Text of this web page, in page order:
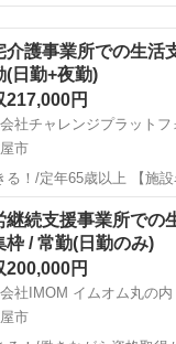
制で休み相談可/働きな
修・介護福祉士)/定年65歳以
郁...
介護事業所での生活
(日勤+夜勤)
217,000円
市
上 【施設名】 株式会社チャレ
ト平針 【勤務地】 愛知県 名古屋
介護士
継続支援事業所での
枠 / 常勤(日勤のみ)
200,000円
社IMOM イムオム丸の内
市